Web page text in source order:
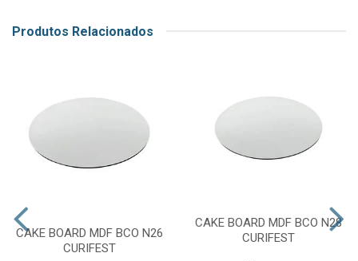
Produtos Relacionados
CAKE BOARD MDF BCO N26
CURIFEST
CAKE BOARD MDF BCO N28
CURIFEST